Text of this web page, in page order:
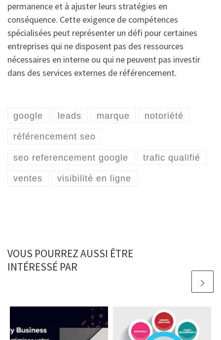
permanence et à ajuster leurs stratégies en
conséquence. Cette exigence de compétences
spécialisées peut représenter un défi pour certaines
entreprises qui ne disposent pas des ressources
nécessaires en interne ou qui ne peuvent pas investir
dans des services externes de référencement.
google leads marque notoriété
référencement seo
seo referencement google trafic qualifié
ventes visibilité en ligne
VOUS POURREZ AUSSI ÊTRE
INTÉRESSÉ PAR